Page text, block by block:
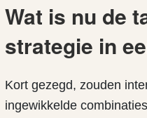
Wat is nu de
strategie in
Kort gezegd, zouden
ingewikkelde